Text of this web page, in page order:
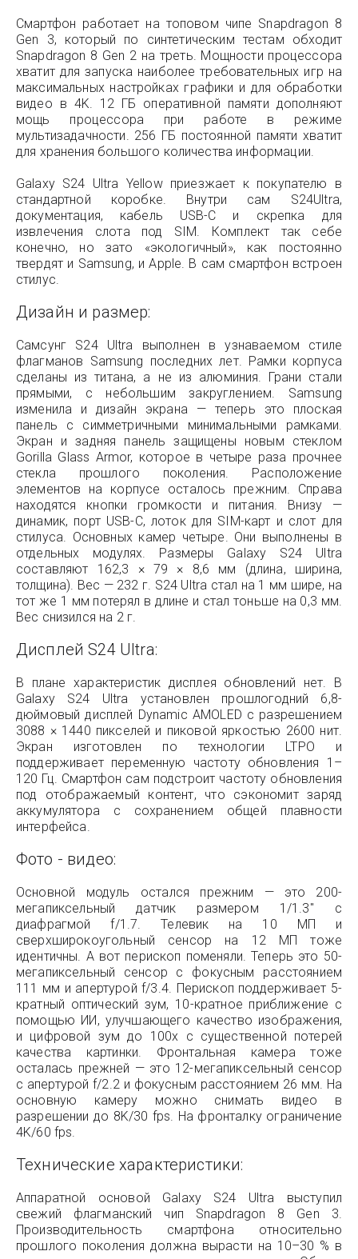
Смартфон работает на топовом чипе Snapdragon 8
Gen 3, который по синтетическим тестам обходит
Snapdragon 8 Gen 2 на треть. Мощности процессора
хватит для запуска наиболее требовательных игр на
максимальных настройках графики и для обработки
видео в 4K. 12 ГБ оперативной памяти дополняют
мощь процессора при работе в режиме
мультизадачности. 256 ГБ постоянной памяти хватит
для хранения большого количества информации.
Galaxy S24 Ultra Yellow приезжает к покупателю в
стандартной коробке. Внутри сам S24Ultra,
документация, кабель USB-C и скрепка для
извлечения слота под SIM. Комплект так себе
конечно, но зато «экологичный», как постоянно
твердят и Samsung, и Apple. В сам смартфон встроен
стилус.
Дизайн и размер:
Самсунг S24 Ultra выполнен в узнаваемом стиле
флагманов Samsung последних лет. Рамки корпуса
сделаны из титана, а не из алюминия. Грани стали
прямыми, с небольшим закруглением. Samsung
изменила и дизайн экрана — теперь это плоская
панель с симметричными минимальными рамками.
Экран и задняя панель защищены новым стеклом
Gorilla Glass Armor, которое в четыре раза прочнее
стекла прошлого поколения. Расположение
элементов на корпусе осталось прежним. Справа
находятся кнопки громкости и питания. Внизу —
динамик, порт USB-C, лоток для SIM-карт и слот для
стилуса. Основных камер четыре. Они выполнены в
отдельных модулях. Размеры Galaxy S24 Ultra
составляют 162,3 × 79 × 8,6 мм (длина, ширина,
толщина). Вес — 232 г. S24 Ultra стал на 1 мм шире, на
тот же 1 мм потерял в длине и стал тоньше на 0,3 мм.
Вес снизился на 2 г.
Дисплей S24 Ultra:
В плане характеристик дисплея обновлений нет. В
Galaxy S24 Ultra установлен прошлогодний 6,8-
дюймовый дисплей Dynamic AMOLED с разрешением
3088 × 1440 пикселей и пиковой яркостью 2600 нит.
Экран изготовлен по технологии LTPO и
поддерживает переменную частоту обновления 1–
120 Гц. Смартфон сам подстроит частоту обновления
под отображаемый контент, что сэкономит заряд
аккумулятора с сохранением общей плавности
интерфейса.
Фото - видео:
Основной модуль остался прежним — это 200-
мегапиксельный датчик размером 1/1.3″ с
диафрагмой f/1.7. Телевик на 10 МП и
сверхширокоугольный сенсор на 12 МП тоже
идентичны. А вот перископ поменяли. Теперь это 50-
мегапиксельный сенсор с фокусным расстоянием
111 мм и апертурой f/3.4. Перископ поддерживает 5-
кратный оптический зум, 10-кратное приближение с
помощью ИИ, улучшающего качество изображения,
и цифровой зум до 100x с существенной потерей
качества картинки. Фронтальная камера тоже
осталась прежней — это 12-мегапиксельный сенсор
с апертурой f/2.2 и фокусным расстоянием 26 мм. На
основную камеру можно снимать видео в
разрешении до 8K/30 fps. На фронталку ограничение
4K/60 fps.
Технические характеристики:
Аппаратной основой Galaxy S24 Ultra выступил
свежий флагманский чип Snapdragon 8 Gen 3.
Производительность смартфона относительно
прошлого поколения должна вырасти на 10–30 % в